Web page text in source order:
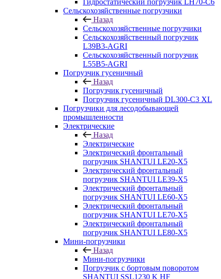
Гидростатический погрузчик LH70-C6
Сельскохозяйственные погрузчики
Назад
Сельскохозяйственные погрузчики
Сельскохозяйственный погрузчик
L39B3-AGRI
Сельскохозяйственный погрузчик
L55B5-AGRI
Погрузчик гусеничный
Назад
Погрузчик гусеничный
Погрузчик гусеничный DL300-C3 XL
Погрузчики для лесодобывающей
промышленности
Электрические
Назад
Электрические
Электрический фронтальный
погрузчик SHANTUI LE20-X5
Электрический фронтальный
погрузчик SHANTUI LE39-X5
Электрический фронтальный
погрузчик SHANTUI LE60-X5
Электрический фронтальный
погрузчик SHANTUI LE70-X5
Электрический фронтальный
погрузчик SHANTUI LE80-X5
Мини-погрузчики
Назад
Мини-погрузчики
Погрузчик с бортовым поворотом
SHANTUI SSL1230 K HF